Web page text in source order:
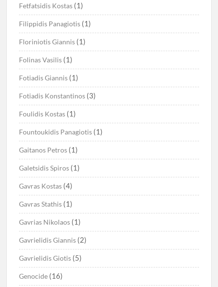
Fetfatsidis Kostas (1)
Filippidis Panagiotis (1)
Floriniotis Giannis (1)
Folinas Vasilis (1)
Fotiadis Giannis (1)
Fotiadis Konstantinos (3)
Foulidis Kostas (1)
Fountoukidis Panagiotis (1)
Gaitanos Petros (1)
Galetsidis Spiros (1)
Gavras Kostas (4)
Gavras Stathis (1)
Gavrias Nikolaos (1)
Gavrielidis Giannis (2)
Gavrielidis Giotis (5)
Genocide (16)